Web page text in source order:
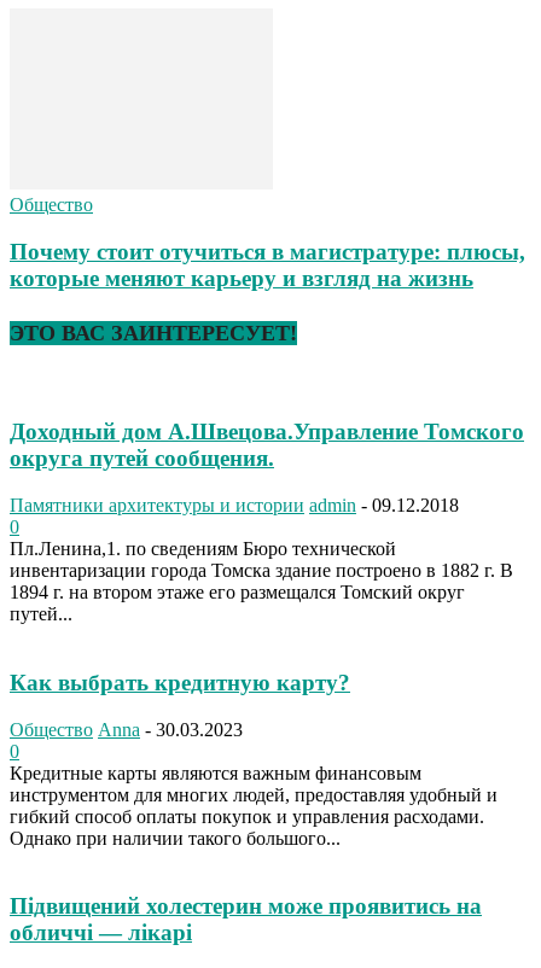
Общество
Почему стоит отучиться в магистратуре: плюсы,
которые меняют карьеру и взгляд на жизнь
ЭТО ВАС ЗАИНТЕРЕСУЕТ!
Доходный дом А.Швецова.Управление Томского
округа путей сообщения.
Памятники архитектуры и истории admin - 09.12.2018
0
Пл.Ленина,1. по сведениям Бюро технической
инвентаризации города Томска здание построено в 1882 г. В
1894 г. на втором этаже его размещался Томский округ
путей...
Как выбрать кредитную карту?
Общество Anna - 30.03.2023
0
Кредитные карты являются важным финансовым
инструментом для многих людей, предоставляя удобный и
гибкий способ оплаты покупок и управления расходами.
Однако при наличии такого большого...
Підвищений холестерин може проявитись на
обличчі — лікарі